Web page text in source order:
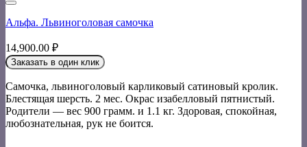
Альфа. Львиноголовая самочка
14,900.00 ₽
Заказать в один клик
Самочка, львиноголовый карликовый сатиновый кролик.
Блестящая шерсть. 2 мес. Окрас изабелловый пятнистый.
Родители — вес 900 грамм. и 1.1 кг. Здоровая, спокойная,
любознательная, рук не боится.